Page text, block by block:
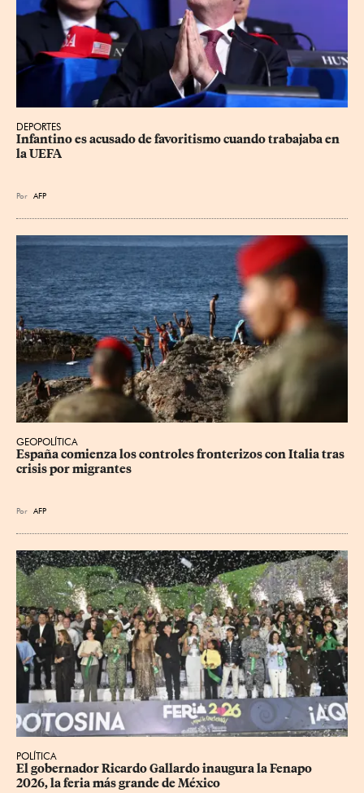
DEPORTES
Infantino es acusado de favoritismo cuando trabajaba en
la UEFA
Por AFP
GEOPOLÍTICA
España comienza los controles fronterizos con Italia tras
crisis por migrantes
Por AFP
POLÍTICA
​El gobernador Ricardo Gallardo inaugura la Fenapo
2026, la feria más grande de México